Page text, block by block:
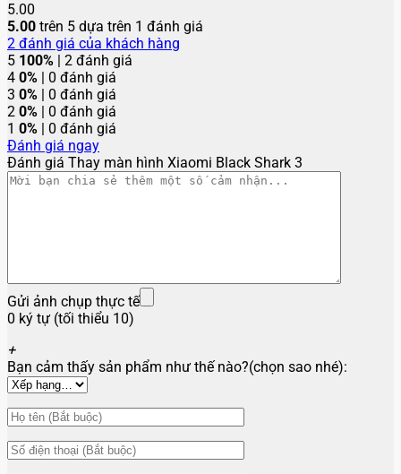
5.00
5.00 trên 5 dựa trên 1 đánh giá
2 đánh giá của khách hàng
5 100% | 2 đánh giá
4 0% | 0 đánh giá
3 0% | 0 đánh giá
2 0% | 0 đánh giá
1 0% | 0 đánh giá
Đánh giá ngay
Đánh giá Thay màn hình Xiaomi Black Shark 3
Gửi ảnh chụp thực tế
0 ký tự (tối thiểu 10)
+
Bạn cảm thấy sản phẩm như thế nào?(chọn sao nhé):